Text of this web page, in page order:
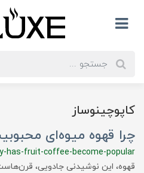
کاپوچینوساز
چرا قهوه میوه‌ای
has-fruit-coffee-become-popular
قهوه، این نوشیدنی جادویی،